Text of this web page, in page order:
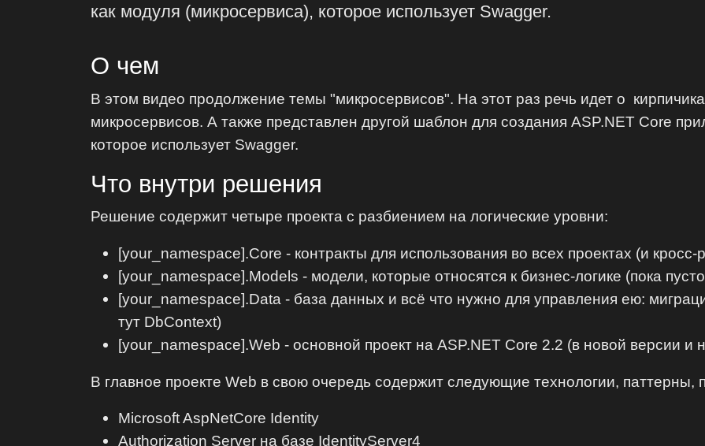
как модуля (микросервиса), которое использует Swagger.
О чем
В этом видео продолжение темы "микросервисов". На этот раз речь идет о
микросервисов. А также представлен другой шаблон для создания ASP.NET Core
которое использует Swagger.
Что внутри решения
Решение содержит четыре проекта с разбиением на логические уровни:
[your_namespace].Core - контракты для использования во всех проектах (и
[your_namespace].Models - модели, которые относятся к бизнес-логике (пока
[your_namespace].Data - база данных и всё что нужно для управления ею:
тут DbContext)
[your_namespace].Web - основной проект на ASP.NET Core 2.2 (в новой версии и
В главное проекте Web в свою очередь содержит следующие технологии, паттерны,
Microsoft AspNetCore Identity
Authorization Server на базе IdentityServer4